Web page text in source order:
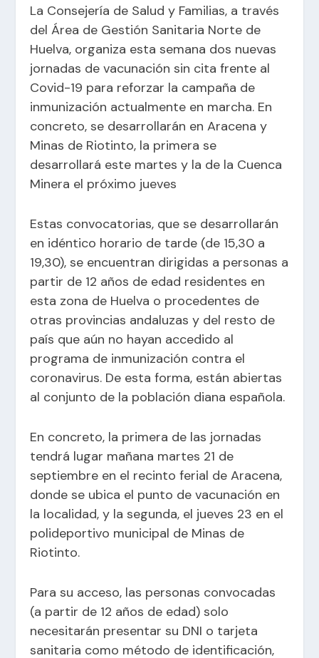
La Consejería de Salud y Familias, a través
del Área de Gestión Sanitaria Norte de
Huelva, organiza esta semana dos nuevas
jornadas de vacunación sin cita frente al
Covid-19 para reforzar la campaña de
inmunización actualmente en marcha. En
concreto, se desarrollarán en Aracena y
Minas de Riotinto, la primera se
desarrollará este martes y la de la Cuenca
Minera el próximo jueves
Estas convocatorias, que se desarrollarán
en idéntico horario de tarde (de 15,30 a
19,30), se encuentran dirigidas a personas a
partir de 12 años de edad residentes en
esta zona de Huelva o procedentes de
otras provincias andaluzas y del resto de
país que aún no hayan accedido al
programa de inmunización contra el
coronavirus. De esta forma, están abiertas
al conjunto de la población diana española.
En concreto, la primera de las jornadas
tendrá lugar mañana martes 21 de
septiembre en el recinto ferial de Aracena,
donde se ubica el punto de vacunación en
la localidad, y la segunda, el jueves 23 en el
polideportivo municipal de Minas de
Riotinto.
Para su acceso, las personas convocadas
(a partir de 12 años de edad) solo
necesitarán presentar su DNI o tarjeta
sanitaria como método de identificación,